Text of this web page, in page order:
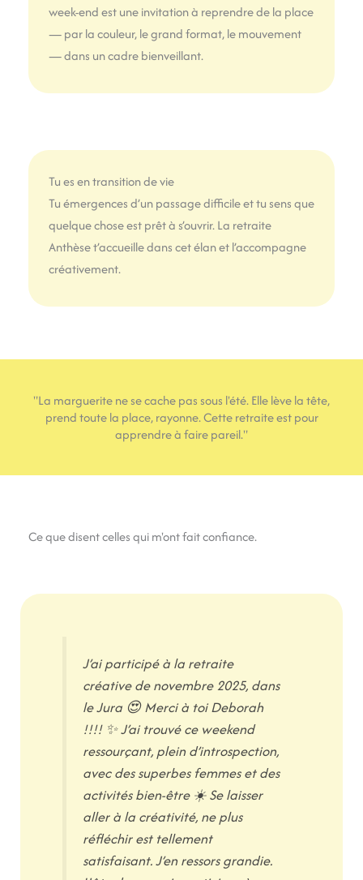
week-end est une invitation à reprendre de la place
— par la couleur, le grand format, le mouvement
— dans un cadre bienveillant.
Tu es en transition de vie
Tu émergences d’un passage difficile et tu sens que
quelque chose est prêt à s’ouvrir. La retraite
Anthèse t’accueille dans cet élan et l’accompagne
créativement.
"La marguerite ne se cache pas sous l'été. Elle lève la tête,
prend toute la place, rayonne. Cette retraite est pour
apprendre à faire pareil."
Ce que disent celles qui m'ont fait confiance.
J’ai participé à la retraite
créative de novembre 2025, dans
le Jura 😍 Merci à toi Deborah
!!!! ✨ J’ai trouvé ce weekend
ressourçant, plein d’introspection,
avec des superbes femmes et des
activités bien-être ☀️ Se laisser
aller à la créativité, ne plus
réfléchir est tellement
satisfaisant. J’en ressors grandie.